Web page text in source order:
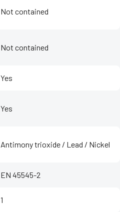
Not contained
Not contained
Yes
Yes
Antimony trioxide / Lead / Nickel
EN 45545-2
1